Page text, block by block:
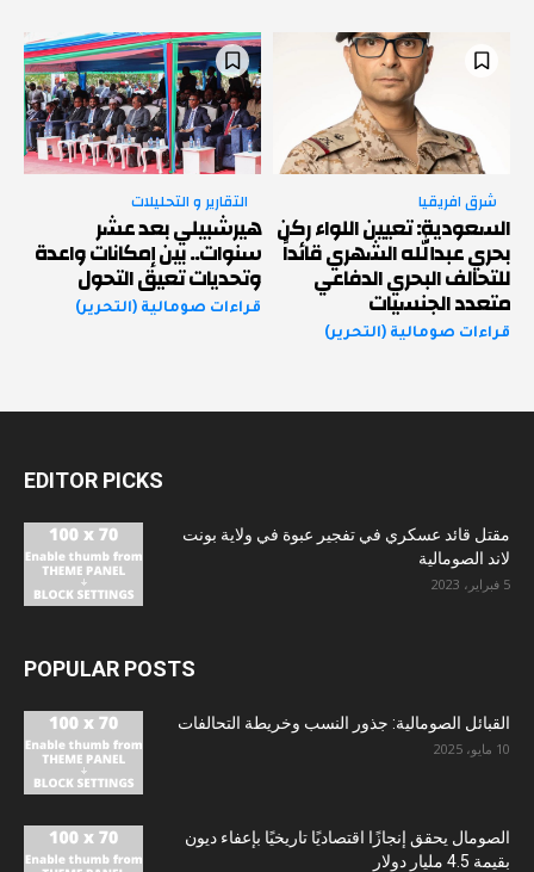
شرق افريقيا
السعودية: تعيين اللواء ركن
بحري عبدالله الشهري قائداً
للتحالف البحري الدفاعي
متعدد الجنسيات
قراءات صومالية (التحرير)
التقارير و التحليلات
هيرشبيلي بعد عشر
سنوات.. بين إمكانات واعدة
وتحديات تعيق التحول
قراءات صومالية (التحرير)
EDITOR PICKS
مقتل قائد عسكري في تفجير عبوة في ولاية بونت
لاند الصومالية
5 فبراير، 2023
POPULAR POSTS
القبائل الصومالية: جذور النسب وخريطة التحالفات
10 مايو، 2025
الصومال يحقق إنجازًا اقتصاديًا تاريخيًا بإعفاء ديون
بقيمة 4.5 مليار دولار